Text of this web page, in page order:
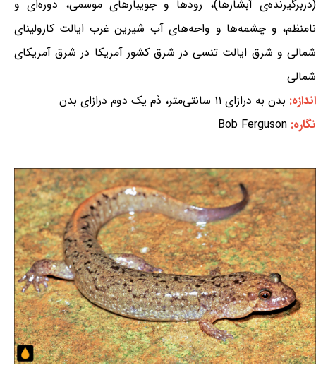
(دربرگیرنده‌ی آبشارها)، رودها و جویبارهای موسمی، دوره‌ای و
نامنظم، و چشمه‌ها و واحه‌های آب شیرین غرب ایالت کارولینای
شمالی و شرق ایالت تنسی در شرق کشور آمریکا در شرق آمریکای
شمالی
اندازه: بدن به درازای ۱۱ سانتی‌متر، دُم یک دوم درازای بدن
نگاره: Bob Ferguson